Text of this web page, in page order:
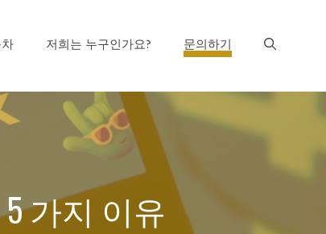
저희는 누구인가요? 문의하기
가지 이유